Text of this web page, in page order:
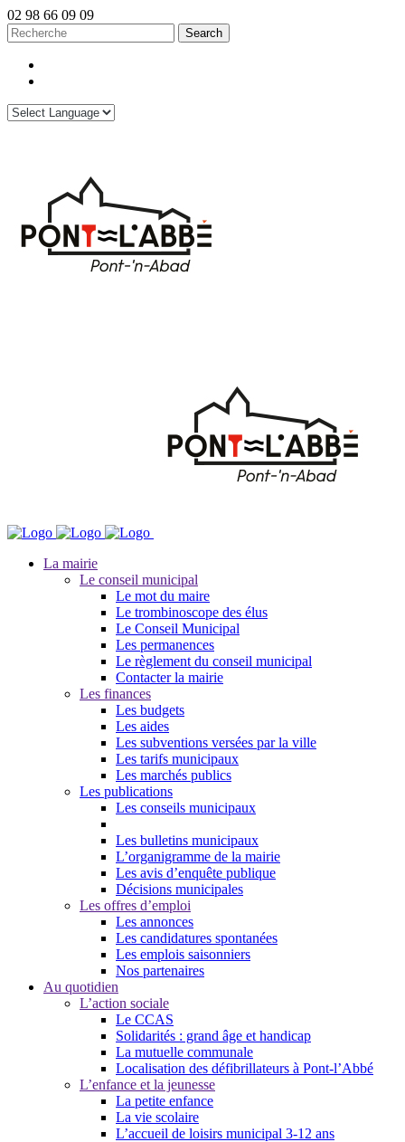
02 98 66 09 09
La mairie
Le conseil municipal
Le mot du maire
Le trombinoscope des élus
Le Conseil Municipal
Les permanences
Le règlement du conseil municipal
Contacter la mairie
Les finances
Les budgets
Les aides
Les subventions versées par la ville
Les tarifs municipaux
Les marchés publics
Les publications
Les conseils municipaux
Les bulletins municipaux
L’organigramme de la mairie
Les avis d’enquête publique
Décisions municipales
Les offres d’emploi
Les annonces
Les candidatures spontanées
Les emplois saisonniers
Nos partenaires
Au quotidien
L’action sociale
Le CCAS
Solidarités : grand âge et handicap
La mutuelle communale
Localisation des défibrillateurs à Pont-l’Abbé
L’enfance et la jeunesse
La petite enfance
La vie scolaire
L’accueil de loisirs municipal 3-12 ans